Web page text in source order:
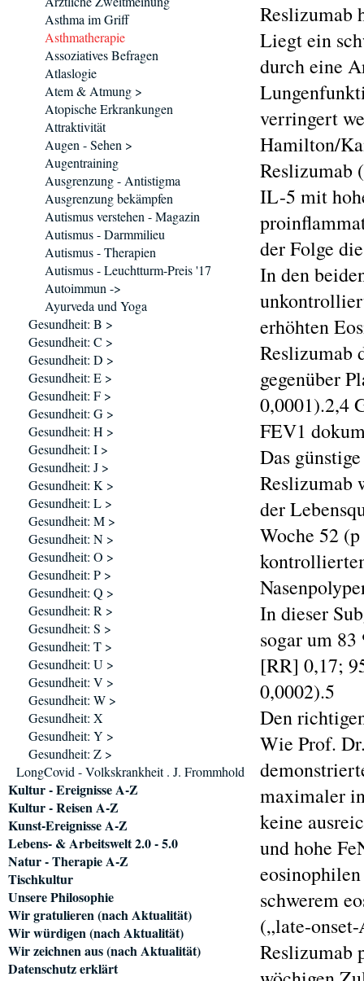
Reslizumab
Liegt ein
durch eine
verringert
Hamilton/
Reslizumab
IL-5 mit
der Folge
In den
erhöhten
Reslizumab
gegenüber
0,0001).2,4
FEV1
Das
Reslizumab
der
Woche 52
In dieser
sogar um
[RR] 0,17;
0,0002).5
Den
Wie Prof.
maximaler
keine
und hohe
schwerem
(„late-
Reslizumab
Asthma im Griff
Asthmatherapie
Assoziatives Befragen
Atlaslogie
Atem & Atmung >
Atopische Erkrankungen
Attraktivität
Augen - Sehen >
Augentraining
Ausgrenzung - Antistigma
Ausgrenzung bekämpfen
Autismus verstehen - Magazin
Autismus - Darmmilieu
Autismus - Therapien
Autismus - Leuchtturm-Preis '17
Autoimmun ->
Ayurveda und Yoga
Gesundheit: B >
Gesundheit: C >
Gesundheit: D >
Gesundheit: E >
Gesundheit: F >
Gesundheit: G >
Gesundheit: H >
Gesundheit: I >
Gesundheit: J >
Gesundheit: K >
Gesundheit: L >
Gesundheit: M >
Gesundheit: N >
Gesundheit: O >
Gesundheit: P >
Gesundheit: Q >
Gesundheit: R >
Gesundheit: S >
Gesundheit: T >
Gesundheit: U >
Gesundheit: V >
Gesundheit: W >
Gesundheit: X
Gesundheit: Y >
Gesundheit: Z >
LongCovid - Volkskrankheit . J. Frommhold
Kultur - Ereignisse A-Z
Kultur - Reisen A-Z
Kunst-Ereignisse A-Z
Lebens- & Arbeitswelt 2.0 - 5.0
Natur - Therapie A-Z
Tischkultur
Unsere Philosophie
Wir gratulieren (nach Aktualität)
Wir würdigen (nach Aktualität)
Wir zeichnen aus (nach Aktualität)
Datenschutz erklärt